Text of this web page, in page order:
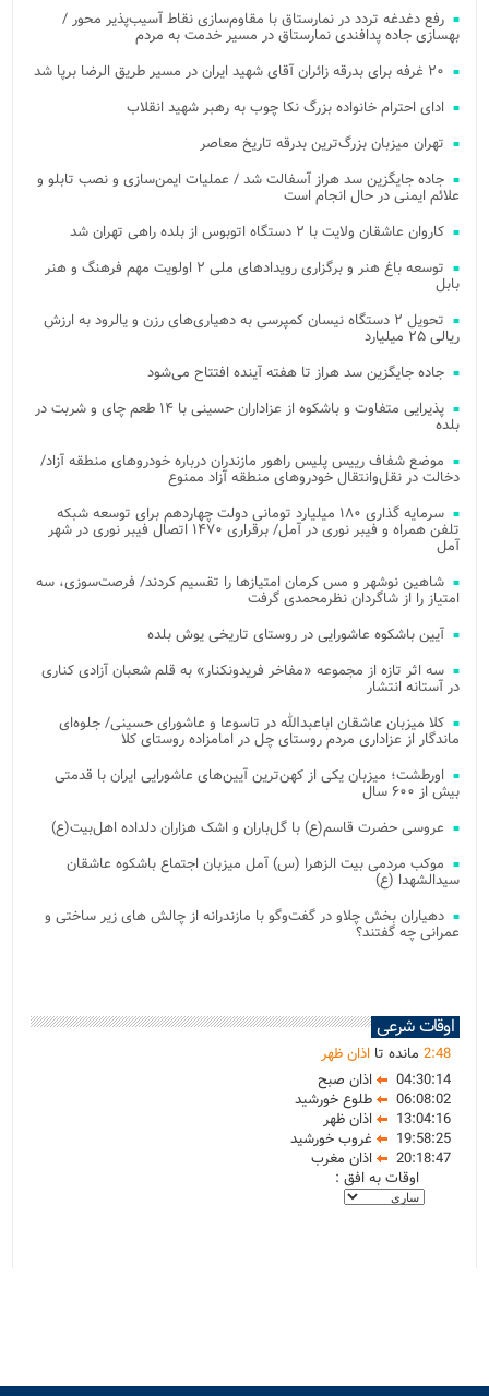
رفع دغدغه تردد در نمارستاق با مقاوم‌سازی نقاط آسیب‌پذیر محور /
بهسازی جاده پدافندی نمارستاق در مسیر خدمت به مردم
۲۰ غرفه برای بدرقه زائران آقای شهید ایران در مسیر طریق الرضا برپا شد
ادای احترام خانواده بزرگ نکا چوب به رهبر شهید انقلاب
تهران میزبان بزرگ‌ترین بدرقه تاریخ معاصر
جاده جایگزین سد هراز آسفالت شد / عملیات ایمن‌سازی و نصب تابلو و
علائم ایمنی در حال انجام است
کاروان عاشقان ولایت با ۲ دستگاه اتوبوس از بلده راهی تهران شد
توسعه باغ هنر و برگزاری رویدادهای ملی ۲ اولویت مهم فرهنگ و هنر
بابل
تحویل ۲ دستگاه نیسان کمپرسی به دهیاری‌های رزن و یالرود به ارزش
ریالی ۲۵ میلیارد
جاده جایگزین سد هراز تا هفته آینده افتتاح می‌شود
پذیرایی متفاوت و باشکوه از عزاداران حسینی با ۱۴ طعم چای و شربت در
بلده
موضع شفاف رییس پلیس راهور مازندران درباره خودروهای منطقه آزاد/
دخالت در نقل‌وانتقال خودروهای منطقه آزاد ممنوع
سرمایه گذاری ۱۸۰ میلیارد تومانی دولت چهاردهم برای توسعه شبکه
تلفن همراه و فیبر نوری در آمل/ برقراری ۱۴۷۰ اتصال فیبر نوری در شهر
آمل
شاهین نوشهر و مس کرمان امتیازها را تقسیم کردند/ فرصت‌سوزی، سه
امتیاز را از شاگردان نظرمحمدی گرفت
آیین باشکوه عاشورایی در روستای تاریخی یوش بلده
سه اثر تازه از مجموعه «مفاخر فریدونکنار» به قلم شعبان آزادی کناری
در آستانه انتشار
کلا میزبان عاشقان اباعبدالله در تاسوعا و عاشورای حسینی/ جلوه‌ای
ماندگار از عزاداری مردم روستای چل در امامزاده روستای کلا
اورطشت؛ میزبان یکی از کهن‌ترین آیین‌های عاشورایی ایران با قدمتی
بیش از ۶۰۰ سال
عروسی حضرت قاسم(ع) با گل‌باران و اشک هزاران دلداده اهل‌بیت(ع)
موکب مردمی بیت‌ الزهرا (س) آمل میزبان اجتماع باشکوه عاشقان
سیدالشهدا (ع)
دهیاران بخش چلاو در گفت‌وگو با مازندرانه از چالش های زیر ساختی و
عمرانی چه گفتند؟
اوقات شرعی
2:48 مانده تااذان ظهر
04:30:14
اذان صبح
06:08:02
طلوع خورشید
13:04:16
اذان ظهر
19:58:25
غروب خورشید
20:18:47
اذان مغرب
اوقات به افق :